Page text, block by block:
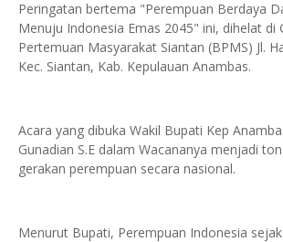
Peringatan bertema "Perempuan Berdaya
Menuju Indonesia Emas 2045" ini, dihelat di
Pertemuan Masyarakat Siantan (BPMS) Jl.
Kec. Siantan, Kab. Kepulauan Anambas.
Acara yang dibuka Wakil Bupati Kep
Gunadian S.E dalam Wacananya menjadi
gerakan perempuan secara nasional.
Menurut Bupati, Perempuan Indonesia